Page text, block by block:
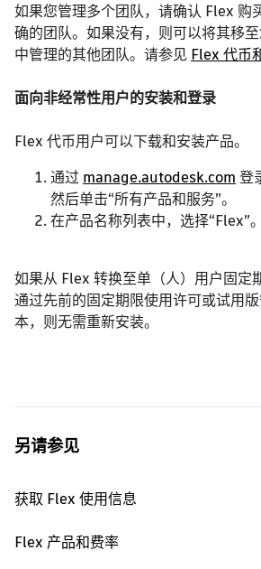
如果您管理多个团队，请确认 Flex 购
确的团队。如果没有，则可以将其移
中管理的其他团队。请参见 Flex 代币
面向非经常性用户的安装和登录
Flex 代币用户可以下载和安装产品。
通过 manage.autodesk.com 登
然后单击“所有产品和服务”。
在产品名称列表中，选择“Flex”
如果从 Flex 转换至单（人）用户固定
通过先前的固定期限使用许可或试用
本，则无需重新安装。
另请参见
获取 Flex 使用信息
Flex 产品和费率